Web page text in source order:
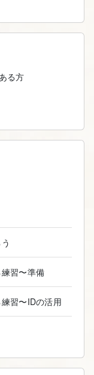
る方
習〜準備
習〜IDの活用